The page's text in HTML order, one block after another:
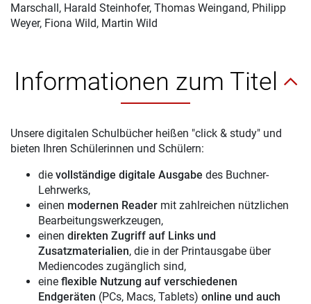
Marschall, Harald Steinhofer, Thomas Weingand, Philipp
Weyer, Fiona Wild, Martin Wild
Informationen zum Titel
Unsere digitalen Schulbücher heißen "click & study" und
bieten Ihren Schülerinnen und Schülern:
die vollständige digitale Ausgabe des Buchner-
Lehrwerks,
einen modernen Reader mit zahlreichen nützlichen
Bearbeitungswerkzeugen,
einen direkten Zugriff auf Links und
Zusatzmaterialien, die in der Printausgabe über
Mediencodes zugänglich sind,
eine flexible Nutzung auf verschiedenen
Endgeräten (PCs, Macs, Tablets) online und auch